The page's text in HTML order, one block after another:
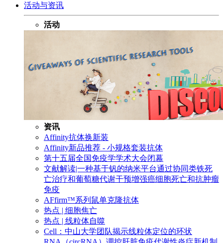
活动与资讯
活动
资讯
Affinity抗体换新装
Affinity新品推荐 - 小规格套装抗体
第十五届全国免疫学学术大会闭幕
文献解读|一种基于钒的纳米平台通过协同类铁死
亡治疗和葡萄糖代谢干预增强癌细胞死亡和抗肿瘤
免疫
AFfirm™系列鼠单克隆抗体
热点 | 细胞焦亡
热点 | 线粒体自噬
Cell：中山大学团队揭示线粒体定位的环状